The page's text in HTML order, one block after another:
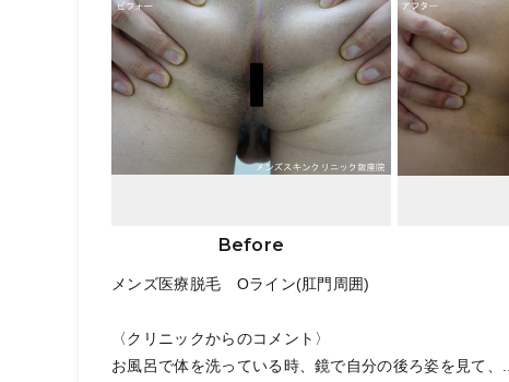
Before
メンズ医療脱毛 Oライン(肛門周囲)
〈クリニックからのコメント〉
お風呂で体を洗っている時、鏡で自分の後ろ姿を見て、...